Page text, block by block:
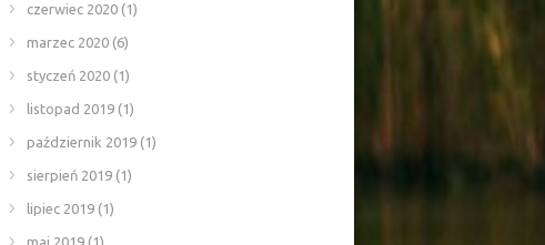
czerwiec 2020 (1)
marzec 2020 (6)
styczeń 2020 (1)
listopad 2019 (1)
październik 2019 (1)
sierpień 2019 (1)
lipiec 2019 (1)
maj 2019 (1)